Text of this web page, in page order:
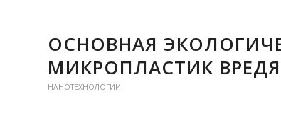
ОСНОВНАЯ
МИКРОПЛАСТИК
НАНОТЕХНОЛОГИИ